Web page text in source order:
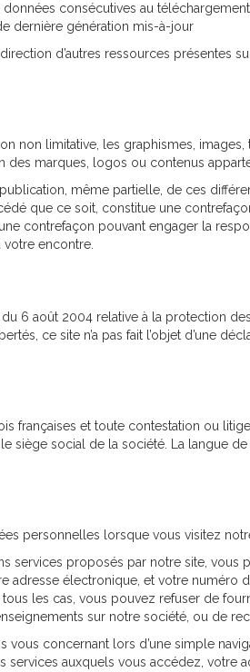
consécutives au téléchargement.
dernière génération mis-à-jour
d’autres ressources présentes
non limitative, les graphismes,
marques, logos ou contenus
même partielle, de ces
que ce soit, constitue une
contrefaçon pouvant engager la
encontre.
6 août 2004 relative à la protection
ce site n’a pas fait l’objet d’une
françaises et toute contestation ou
social de la société. La langue
personnelles lorsque vous visitez
services proposés par notre site, vous
électronique, et votre numéro
les cas, vous pouvez refuser de
sur notre société, ou de
concernant lors d’une simple
auxquels vous accédez, votre